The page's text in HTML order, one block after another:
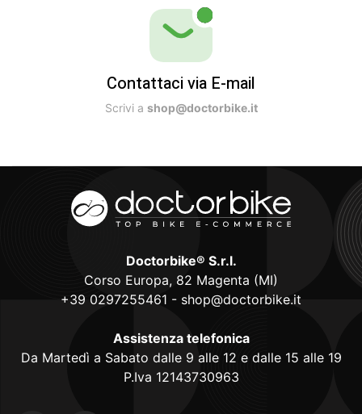
Contattaci via E-mail
Scrivi a shop@doctorbike.it
Doctorbike® S.r.l.
Corso Europa, 82 Magenta (MI)
+39 0297255461 - shop@doctorbike.it
Assistenza telefonica
Da Martedì a Sabato dalle 9 alle 12 e dalle 15 alle 19
P.Iva 12143730963